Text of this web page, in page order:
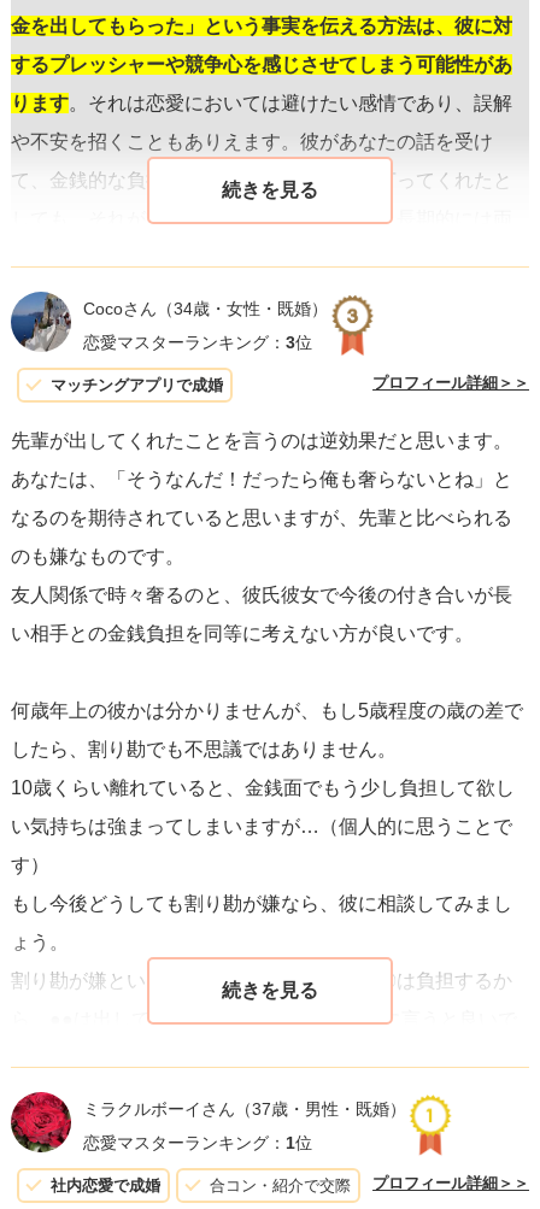
金を出してもらった」という事実を伝える方法は、彼に対
するプレッシャーや競争心を感じさせてしまう可能性があ
ります。それは恋愛においては避けたい感情であり、誤解
や不安を招くこともありえます。彼があなたの話を受け
て、金銭的な負担をもう少し引き受けると言ってくれたと
しても、それが本心からのものでなければ、長期的には両
ここで重要なのは、正直な気持ちを伝えるためのオープン
な対話を持つことです。あなたがどうしてもう少し彼に負
伝えることが大事です。「経済的に少し楽になりたい」
「少し甘えたい」など、具体的な理由を正直に伝えると良
いでしょう。また、彼の経済状況を尊重し、双方にとって
納得できる解決策を一緒に考える姿勢も大切です
ば、高価なデートよりもコストを抑えたデートをすること
で、彼の負担を減らしながらも彼がより支払いを手伝うこ
恋愛においては、お金の問題が一時的な不満に終わること
もあれば、長期的な関係の質に影響を及ぼすこともあり得
ます。 最も重要なのは、二人で協力して解決策を見つけ、
お互いを尊重し合うことです
ができれば、あなたたちの関係はさらに強固なものになる
でしょう。
Cocoさん （34歳・女性・既婚）
恋愛マスターランキング： 3位
マッチングアプリで成婚 プロフィール詳細＞＞
先輩が出してくれたことを言うのは逆効果だと思います。
あなたは、「そうなんだ！だったら俺も奢らないとね」と
なるのを期待されていると思いますが、先輩と比べられる
のも嫌なものです。
友人関係で時々奢るのと、彼氏彼女で今後の付き合いが長
い相手との金銭負担を同等に考えない方が良いです。
何歳年上の彼かは分かりませんが、もし5歳程度の歳の差で
したら、割り勘でも不思議ではありません。
10歳くらい離れていると、金銭面でもう少し負担して欲し
い気持ちは強まってしまいますが…（個人的に思うことで
す）
もし今後どうしても割り勘が嫌なら、彼に相談してみまし
ょう。
割り勘が嫌という言い方ではなくて、「〇〇は負担するか
ら、●●は出してくれると有難いな」のように言うと良いで
重複しますが、男の先輩の話を出すとややこしくなるの
で、辞めておきましょう。頑張ってください。
ミラクルボーイさん （37歳・男性・既婚）
恋愛マスターランキング： 1位
社内恋愛で成婚 合コン・紹介で交際 プロフィール詳細＞＞